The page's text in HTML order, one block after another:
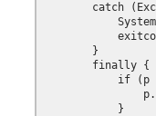
catch
        }
        finally {
if (p
            }